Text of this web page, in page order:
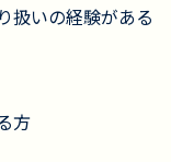
扱いの経験がある
方